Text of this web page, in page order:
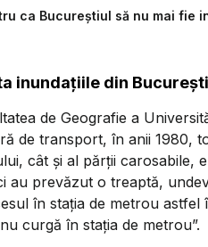
ca Bucureștiul să nu mai fie
inundațiile din București
de Geografie a
de transport, în anii 1980,
cât și al părții carosabile,
au prevăzut o treaptă,
în stația de metrou
curgă în stația de metrou”.